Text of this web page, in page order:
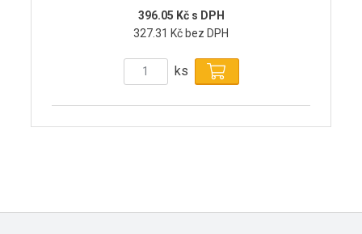
396.05 Kč s DPH
327.31 Kč bez DPH
ks